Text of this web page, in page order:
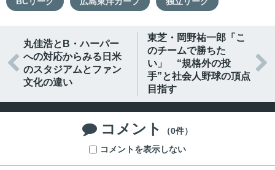

丸佳浩とB・ハーパー
への対応からみる日米
のスタジアムとファン
文化の違い
東芝・岡野祐一郎「こ
のチームで勝ちた
い」 “規格外の投
手”と社会人野球の頂点
目指す

 コメント
（0件）
コメントを表示しない